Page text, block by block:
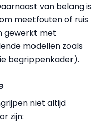
van belang is
meetfouten of ruis
gewerkt met
modellen zoals
begrippenkader).
niet altijd
zijn: